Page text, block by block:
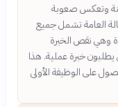
تركز على الفئة العمرية 15-24 سنة وتعكس صعوبة
العامة تشمل جميع
وهي نقص الخبرة
خبرة عملية. هذا
على الوظيفة الأولى